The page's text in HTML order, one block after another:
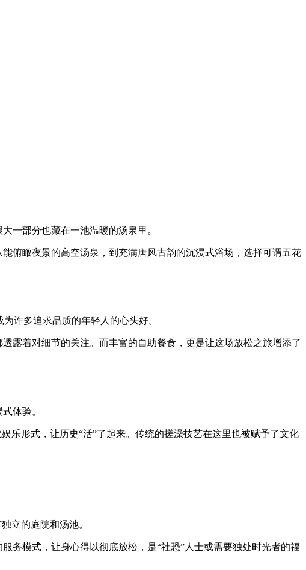
一部分也藏在一池温暖的汤泉里。
俯瞰夜景的高空汤泉，到充满唐风古韵的沉浸式浴场，选择可谓五花
许多追求品质的年轻人的心头好。
露着对细节的关注。而丰富的自助餐食，更是让这场放松之旅增添了
体验。
乐形式，让历史“活”了起来。传统的搓澡技艺在这里也被赋予了文化
立的庭院和汤池。
务模式，让身心得以彻底放松，是“社恐”人士或需要独处时光者的福